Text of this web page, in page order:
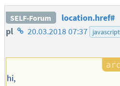
SELF-Forum
location.href#
pl Homepage
Autors
20.03.2018 07:37 javascript
hi,